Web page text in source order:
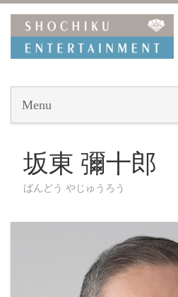
Menu
坂東 彌十郎
ばんどう やじゅうろう